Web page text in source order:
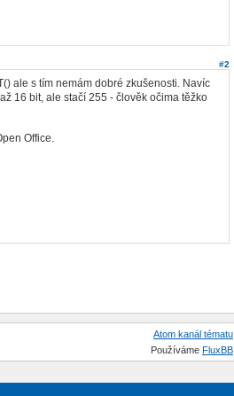
#2
ale s tím nemám dobré zkušenosti. Navíc
16 bit, ale stačí 255 - člověk očima těžko
Office.
Atom kanál tématu
Používáme FluxBB